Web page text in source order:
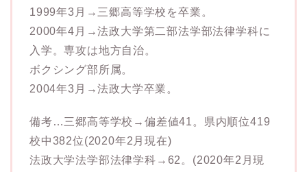
1999年3月→三郷高等学校を卒業。
2000年4月→法政大学第二部法学部法律学科に
入学。専攻は地方自治。
ボクシング部所属。
2004年3月→法政大学卒業。
備考…三郷高等学校→偏差値41。県内順位419
校中382位(2020年2月現在)
法政大学法学部法律学科→62。(2020年2月現